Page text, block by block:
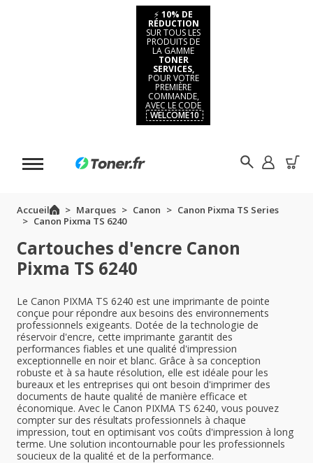
⚡ 10% DE
RÉDUCTION
SUR TOUS LES
PRODUITS DE
LA GAMME
TONER
SERVICES,
POUR VOTRE
PREMIÈRE
COMMANDE,
AVEC LE CODE
WELCOME10
Accueil Marques Canon
Canon Pixma TS Series
Canon Pixma TS 6240
Cartouches d'encre Canon
Pixma TS 6240
Le Canon PIXMA TS 6240 est une imprimante de pointe
conçue pour répondre aux besoins des environnements
professionnels exigeants. Dotée de la technologie de
réservoir d'encre, cette imprimante garantit des
performances fiables et une qualité d'impression
exceptionnelle en noir et blanc. Grâce à sa conception
robuste et à sa haute résolution, elle est idéale pour les
bureaux et les entreprises qui ont besoin d'imprimer des
documents de haute qualité de manière efficace et
économique. Avec le Canon PIXMA TS 6240, vous pouvez
compter sur des résultats professionnels à chaque
impression, tout en optimisant vos coûts d'impression à long
terme. Une solution incontournable pour les professionnels
soucieux de la qualité et de la performance.